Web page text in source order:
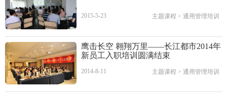
2015-5-23 主题课程 > 通用管理培训
鹰击长空 翱翔万里——长江都市2014年
新员工入职培训圆满结束
2014-8-11 主题课程 > 通用管理培训